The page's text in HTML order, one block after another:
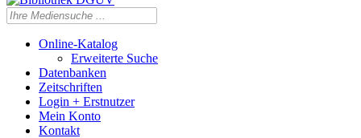
Online-Katalog
Erweiterte Suche
Datenbanken
Zeitschriften
Login + Erstnutzer
Mein Konto
Kontakt